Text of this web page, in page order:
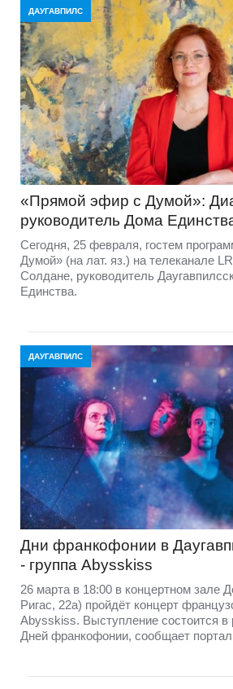
ДАУГАВПИЛС
«Прямой эфир с Думой»:
руководитель Дома
Сегодня, 25 февраля, гостем
Думой» (на лат. яз.) на телеканале
Солдане, руководитель
Единства.
ДАУГАВПИЛС
Дни франкофонии в
- группа Abysskiss
26 марта в 18:00 в концертном зале
Ригас, 22а) пройдёт концерт
Abysskiss. Выступление состоится в
Дней франкофонии, сообщает